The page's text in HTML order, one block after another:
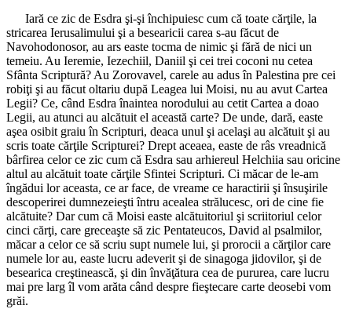
Iară ce zic de Esdra şi-şi închipuiesc cum că toate cărţile, la
stricarea Ierusalimului şi a besearicii carea s-au făcut de
Navohodonosor, au ars easte tocma de nimic şi fără de nici un
temeiu. Au Ieremie, Iezechiil, Daniil şi cei trei coconi nu cetea
Sfânta Scriptură? Au Zorovavel, carele au adus în Palestina pre cei
robiţi şi au făcut oltariu după Leagea lui Moisi, nu au avut Cartea
Legii? Ce, când Esdra înaintea norodului au cetit Cartea a doao
Legii, au atunci au alcătuit el această carte? De unde, dară, easte
aşea osibit graiu în Scripturi, deaca unul şi acelaşi au alcătuit şi au
scris toate cărţile Scripturei? Drept aceaea, easte de râs vreadnică
bârfirea celor ce zic cum că Esdra sau arhiereul Helchiia sau oricine
altul au alcătuit toate cărţile Sfintei Scripturi. Ci măcar de le-am
îngădui lor aceasta, ce ar face, de vreame ce haractirii şi însuşirile
descoperirei dumnezeieşti întru acealea strălucesc, ori de cine fie
alcătuite? Dar cum că Moisi easte alcătuitoriul şi scriitoriul celor
cinci cărţi, care greceaşte să zic Pentateucos, David al psalmilor,
măcar a celor ce să scriu supt numele lui, şi prorocii a cărţilor care
numele lor au, easte lucru adeverit şi de sinagoga jidovilor, şi de
besearica creştinească, şi din învăţătura cea de pururea, care lucru
mai pre larg îl vom arăta când despre fieştecare carte deosebi vom
grăi.